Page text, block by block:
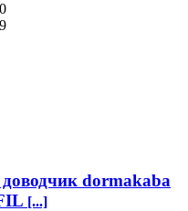
dormakaba
[...]